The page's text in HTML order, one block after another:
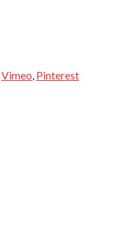
Vimeo, Pinterest